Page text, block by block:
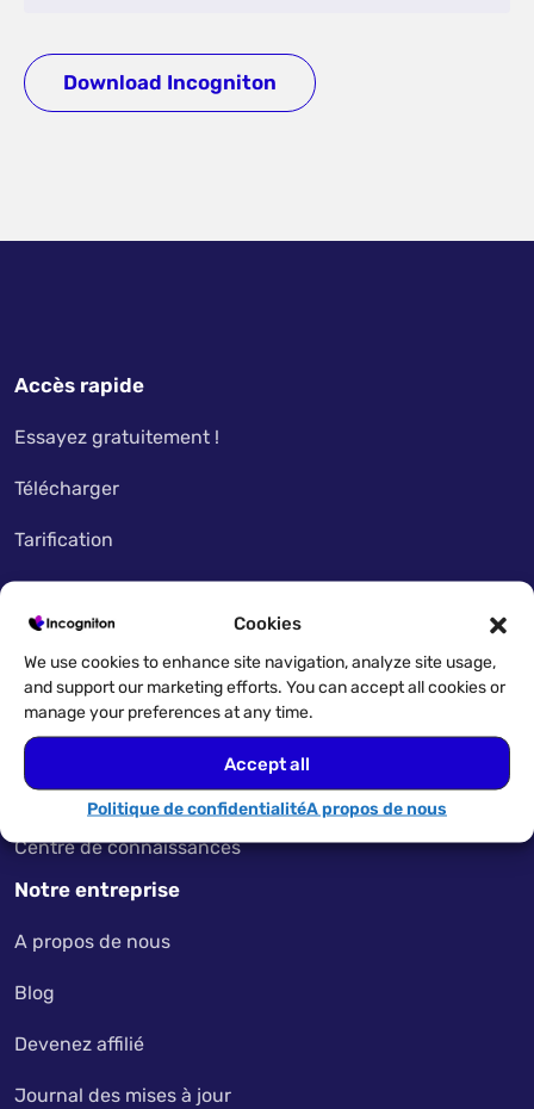
Cookies
We use cookies to enhance site navigation, analyze site usage,
and support our marketing efforts. You can accept all cookies or
manage your preferences at any time.
Accept all
Politique de confidentialitéA propos de nous
Download Incogniton
Accès rapide
Essayez gratuitement !
Télécharger
Tarification
Multi-comptabilité
Caractéristiques
Cas d’utilisation
Centre de connaissances
Notre entreprise
A propos de nous
Blog
Devenez affilié
Journal des mises à jour